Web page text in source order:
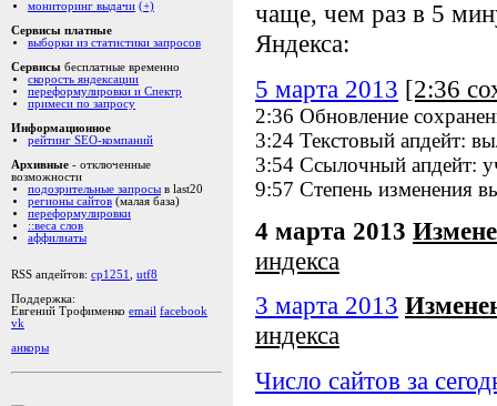
мониторинг выдачи (+)
Сервисы платные
выборки из статистики запросов
Сервисы бесплатные временно
скорость яндексации
переформулировки и Спектр
примеси по запросу
Информационное
рейтинг SEO-компаний
Архивные - отключенные
возможности
подозрительные запросы в last20
регионы сайтов (малая база)
переформулировки
::веса слов
аффилиаты
RSS апдейтов: cp1251
utf8
Поддержка:
Евгений Трофименко email facebook
vk
анкоры
чаще, чем раз в 5
Яндекса:
5 марта 2013 [2:36
2:36 Обновление
3:24 Текстовый апдейт:
3:54 Ссылочный апдейт:
9:57 Степень изменения
4 марта 2013
индекса
3 марта 2013
индекса
Число сайтов за